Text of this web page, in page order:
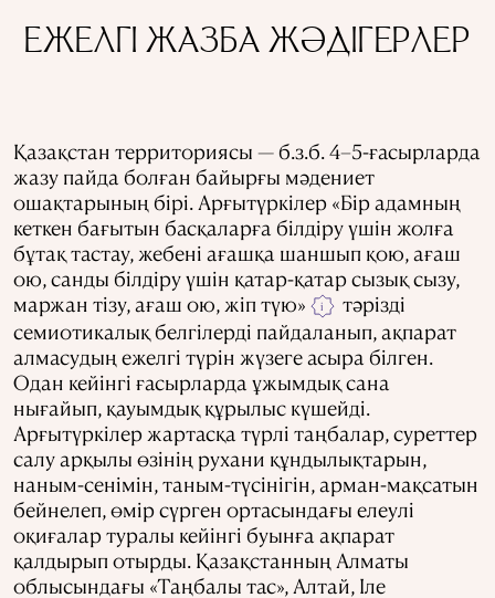
ЕЖЕЛГІ ЖАЗБА ЖӘДІГЕРЛЕР
Қазақстан территориясы — б.з.б. 4–5-ғасырларда
жазу пайда болған байырғы мәдениет
ошақтарының бірі. Арғытүркілер «Бір адамның
кеткен бағытын басқаларға білдіру үшін жолға
бұтақ тастау, жебені ағашқа шаншып қою, ағаш
ою, санды білдіру үшін қатар-қатар сызық сызу,
маржан тізу, ағаш ою, жіп түю»
i
тәрізді
семиотикалық белгілерді пайдаланып, ақпарат
алмасудың ежелгі түрін жүзеге асыра білген.
Одан кейінгі ғасырларда ұжымдық сана
нығайып, қауымдық құрылыс күшейді.
Арғытүркілер жартасқа түрлі таңбалар, суреттер
салу арқылы өзінің рухани құндылықтарын,
наным-сенімін, таным-түсінігін, арман-мақсатын
бейнелеп, өмір сүрген ортасындағы елеулі
оқиғалар туралы кейінгі буынға ақпарат
қалдырып отырды. Қазақстанның Алматы
облысындағы «Таңбалы тас», Алтай, Іле